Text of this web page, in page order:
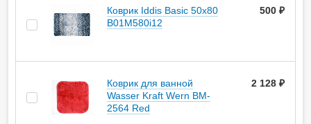
Коврик Iddis Basic 50х80
B01M580i12
500
Коврик для ванной
Wasser Kraft Wern BM-
2564 Red
2 128